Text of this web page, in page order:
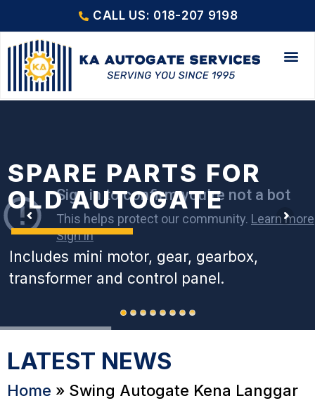
CALL US: 018-207 9198
SPARE PARTS FOR
OLD AUTOGATE
Includes mini motor, gear, gearbox,
transformer and control panel.
LATEST NEWS
Home » Swing Autogate Kena Langgar